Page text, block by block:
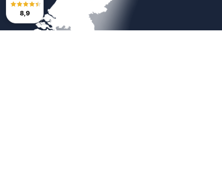
8,9